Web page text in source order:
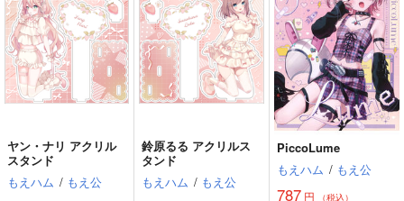
ヤン・ナリ アクリル
スタンド
もえハム / もえ公
鈴原るる アクリルス
タンド
もえハム / もえ公
PiccoLume
もえハム / もえ公
787円 （税込）